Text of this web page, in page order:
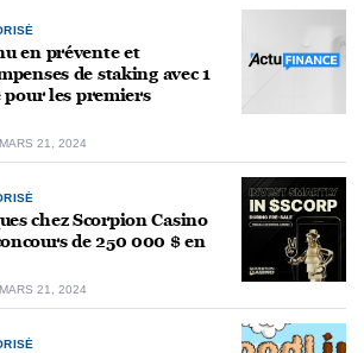
en prévente et
de staking avec 1
les premiers
MARS 21, 2024
chez Scorpion Casino
de 250 000 $ en
MARS 21, 2024